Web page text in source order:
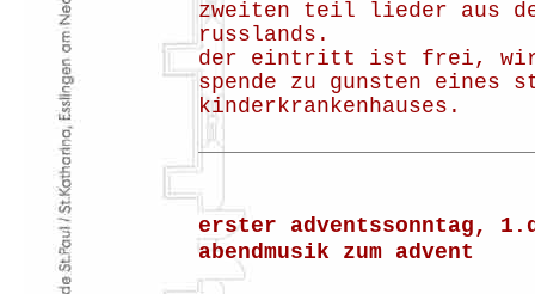
zweiten teil lieder aus
russlands.
der eintritt ist frei, wir
spende zu gunsten eines
kinderkrankenhauses.
erster adventssonntag,
abendmusik zum advent